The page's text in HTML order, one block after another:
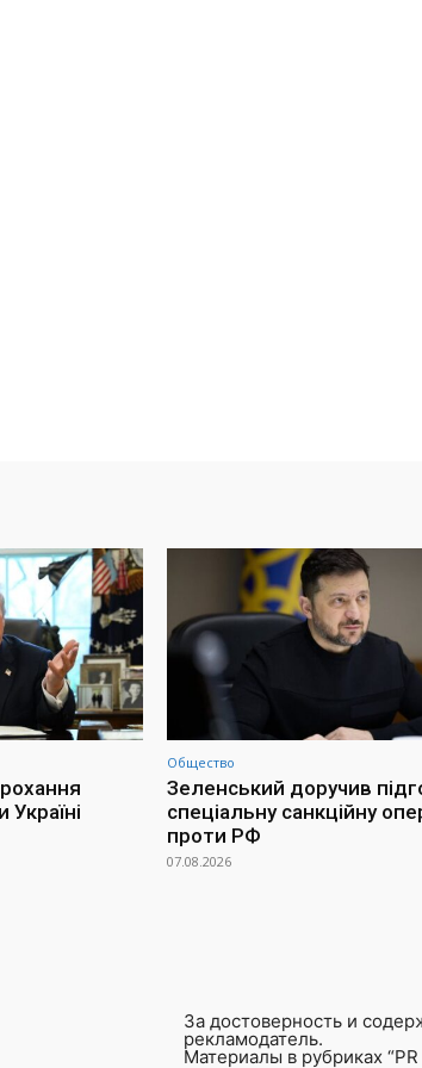
Общество
Зеленський доручив
спеціальну санкційну
проти РФ
07.08.2026
За достоверность и
рекламодатель.
Материалы в рубриках